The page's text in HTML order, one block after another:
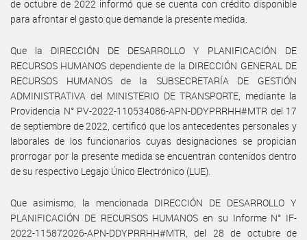
de octubre de 2022 informó que se cuenta con crédito disponible
para afrontar el gasto que demande la presente medida.
Que la DIRECCIÓN DE DESARROLLO Y PLANIFICACIÓN DE
RECURSOS HUMANOS dependiente de la DIRECCIÓN GENERAL DE
RECURSOS HUMANOS de la SUBSECRETARÍA DE GESTIÓN
ADMINISTRATIVA del MINISTERIO DE TRANSPORTE, mediante la
Providencia N° PV-2022-110534086-APN-DDYPRRHH#MTR del 17
de septiembre de 2022, certificó que los antecedentes personales y
laborales de los funcionarios cuyas designaciones se propician
prorrogar por la presente medida se encuentran contenidos dentro
de su respectivo Legajo Único Electrónico (LUE).
Que asimismo, la mencionada DIRECCIÓN DE DESARROLLO Y
PLANIFICACIÓN DE RECURSOS HUMANOS en su Informe N° IF-
2022-115872026-APN-DDYPRRHH#MTR, del 28 de octubre de